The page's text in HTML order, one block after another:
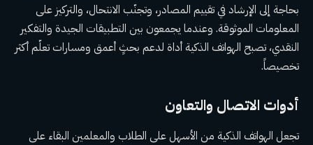
بحاجة إلى الإرشاد في تقييم المصادر، وتجنّب الانتحال، والتركيز على
المعلومات الموثوقة. وعندما يجمعون بين التطبيقات الجيدة والتفكير
النقدي، تصبح الهواتف الذكية أداة لدعم بحثٍ أعمق ومسارات تعلّم أكثر
تخصيصاً.
أدوات الاتصال والتعاون
تجعل الهواتف الذكية من الأسهل على الطلاب والمعلمين البقاء على